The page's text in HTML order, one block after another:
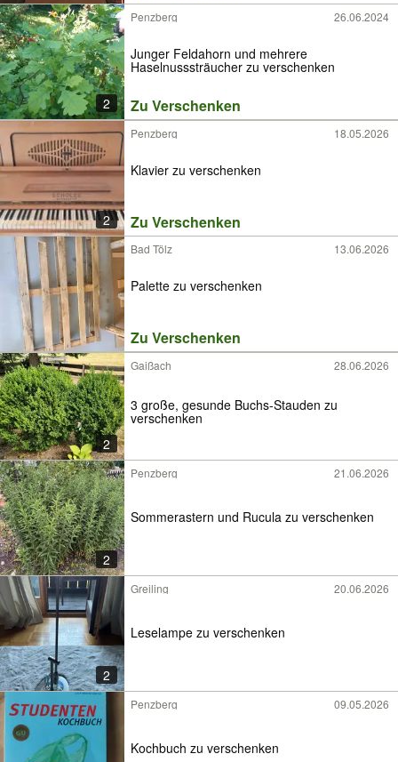
2
Penzberg 26.06.2024
Junger Feldahorn und mehrere
Haselnusssträucher zu verschenken
Zu Verschenken
2
Penzberg 18.05.2026
Klavier zu verschenken
Zu Verschenken
Bad Tölz 13.06.2026
Palette zu verschenken
Zu Verschenken
2
Gaißach 28.06.2026
3 große, gesunde Buchs-Stauden zu
verschenken
2
Penzberg 21.06.2026
Sommerastern und Rucula zu verschenken
2
Greiling 20.06.2026
Leselampe zu verschenken
Penzberg 09.05.2026
Kochbuch zu verschenken